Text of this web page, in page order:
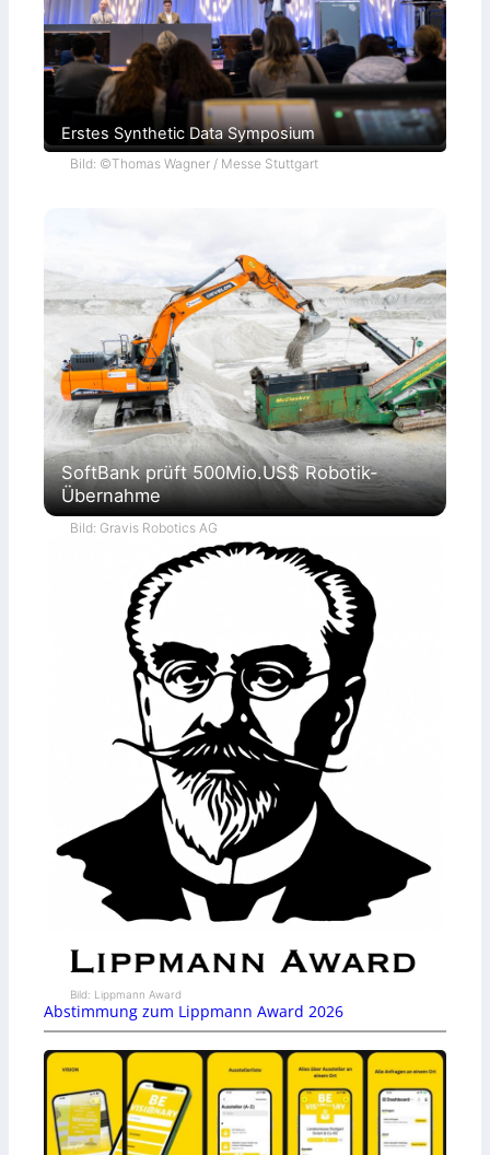
Erstes Synthetic Data Symposium
Bild: ©Thomas Wagner / Messe Stuttgart
SoftBank prüft 500Mio.US$ Robotik-
Übernahme
Bild: Gravis Robotics AG
Bild: Lippmann Award
Abstimmung zum Lippmann Award 2026